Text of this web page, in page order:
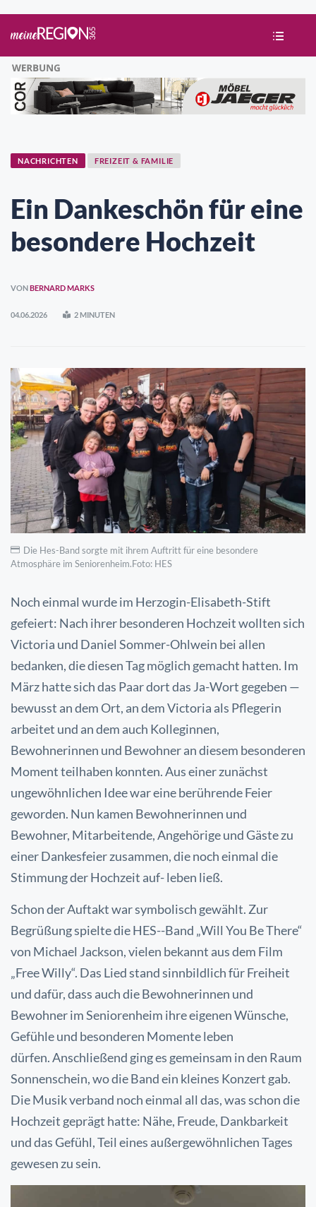
NACHRICHTEN FREIZEIT & FAMILIE
Ein Dankeschön für eine
besondere Hochzeit
VONBERNARD MARKS
04.06.2026 2 MINUTEN
Die Hes-Band sorgte mit ihrem Auftritt für eine besondere
Atmosphäre im Seniorenheim.Foto: HES
Noch einmal wurde im Herzogin-Elisabeth-Stift
gefeiert: Nach ihrer besonderen Hochzeit wollten sich
Victoria und Daniel Sommer-Ohlwein bei allen
bedanken, die diesen Tag möglich gemacht hatten. Im
März hatte sich das Paar dort das Ja-Wort gegeben —
bewusst an dem Ort, an dem Victoria als Pflegerin
arbeitet und an dem auch Kolleginnen,
Bewohnerinnen und Bewohner an diesem besonderen
Moment teilhaben konnten. Aus einer zunächst
ungewöhnlichen Idee war eine berührende Feier
geworden. Nun kamen Bewohnerinnen und
Bewohner, Mitarbeitende, Angehörige und Gäste zu
einer Dankesfeier zusammen, die noch einmal die
Stimmung der Hochzeit auf- leben ließ.
Schon der Auftakt war symbolisch gewählt. Zur
Begrüßung spielte die HES--Band „Will You Be There“
von Michael Jackson, vielen bekannt aus dem Film
„Free Willy“. Das Lied stand sinnbildlich für Freiheit
und dafür, dass auch die Bewohnerinnen und
Bewohner im Seniorenheim ihre eigenen Wünsche,
Gefühle und besonderen Momente leben
dürfen.Anschließend ging es gemeinsam in den Raum
Sonnenschein, wo die Band ein kleines Konzert gab.
Die Musik verband noch einmal all das, was schon die
Hochzeit geprägt hatte: Nähe, Freude, Dankbarkeit
und das Gefühl, Teil eines außergewöhnlichen Tages
gewesen zu sein.